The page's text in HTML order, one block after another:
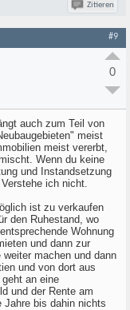
Zitieren
#9
0
auch zum Teil von
meist
meist vererbt,
Wenn du keine
und Instandsetzung
ich nicht.
ist zu verkaufen
den Ruhestand, wo
Wohnung
und dann zur
machen und dann
und von dort aus
an eine
und der Rente am
Jahre bis dahin nichts